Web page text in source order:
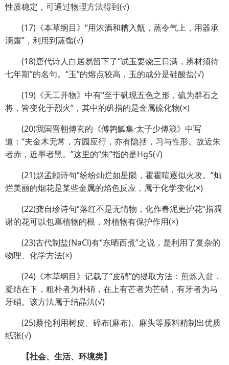
性质稳定，可通过物理方法得到(√)
(17)《本草纲目》“用浓酒和糟入甑，蒸令气上，用器承
滴露”，利用到蒸馏(√)
(18)唐代诗人白居易留下了“试玉要烧三日满，辨材须待
七年期”的名句。“玉”的熔点较高，玉的成分是硅酸盐(√)
(19)《天工开物》中有“至于矾现五色之形，硫为群石之
将，皆变化于烈火”，其中的矾指的是金属硫化物(×)
(20)我国晋朝傅玄的《傅鹑觚集·太子少傅箴》中写
道：“夫金木无常，方园应行，亦有隐括，习与性形。故近朱
者赤，近墨者黑。”这里的“朱”指的是HgS(√)
(21)赵孟頫诗句“纷纷灿烂如星陨，霍霍喧逐似火攻。”灿
烂美丽的烟花是某些金属的焰色反应，属于化学变化(×)
(22)龚自珍诗句“落红不是无情物，化作春泥更护花”指凋
谢的花可以包裹植物的根，对植物有保护作用(×)
(23)古代制盐(NaCl)有“东晒西煮”之说，是利用了复杂的
物理、化学方法(×)
(24)《本草纲目》记载了“皮硝”的提取方法：煎炼入盆，
凝结在下，粗朴者为朴硝，在上有芒者为芒硝，有牙者为马
牙硝。该方法属于结晶法(√)
(25)蔡伦利用树皮、碎布(麻布)、麻头等原料精制出优质
纸张(√)
【社会、生活、环境类】